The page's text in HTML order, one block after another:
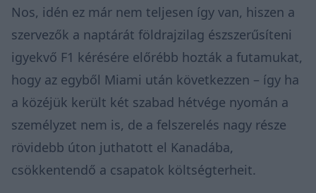
Nos, idén ez már nem teljesen így van, hiszen a
szervezők a naptárát földrajzilag észszerűsíteni
igyekvő F1 kérésére előrébb hozták a futamukat,
hogy az egyből Miami után következzen – így ha
a közéjük került két szabad hétvége nyomán a
személyzet nem is, de a felszerelés nagy része
rövidebb úton juthatott el Kanadába,
csökkentendő a csapatok költségterheit.